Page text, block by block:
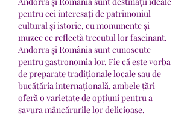
pentru cei interesați de patrimoniul
cultural și istoric, cu monumente și
muzee ce reflectă trecutul lor fascinant.
Andorra și România sunt cunoscute
pentru gastronomia lor. Fie că este vorba
de preparate tradiționale locale sau de
bucătăria internațională, ambele țări
oferă o varietate de opțiuni pentru a
savura mâncărurile lor delicioase.